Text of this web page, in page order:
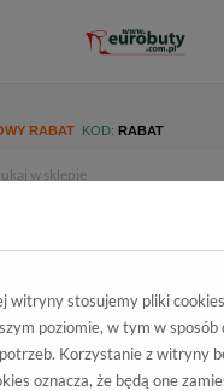
RABAT KOD: RABAT
Kozaki Tamaris 1-
Wszystkie produkty
witryny stosujemy pliki
poziomie, w tym w
Korzystanie z witryny
oznacza, że będą one